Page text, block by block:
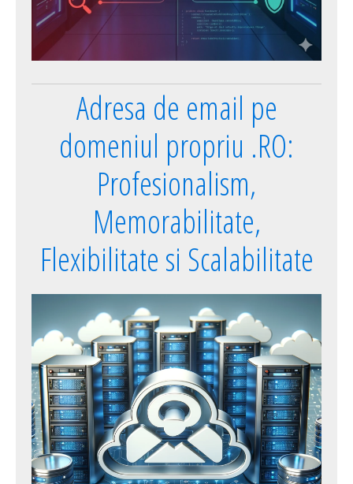
Adresa de email pe
domeniul propriu .RO:
Profesionalism,
Memorabilitate,
Flexibilitate si Scalabilitate